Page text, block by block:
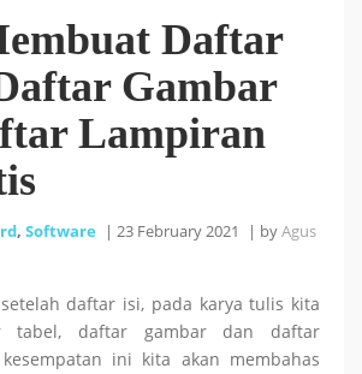
Online Judge) di Ubuntu
2025
mudah di Publish or Perish
Daftar
Gambar
Lampiran
, Software | 23 February 2021 | byAgus
daftar isi, pada karya tulis kita
tabel, daftar gambar dan daftar
ini kita akan membahas